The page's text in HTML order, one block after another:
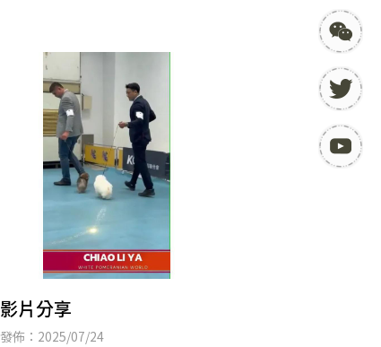
影片分享
發佈：2025/07/24